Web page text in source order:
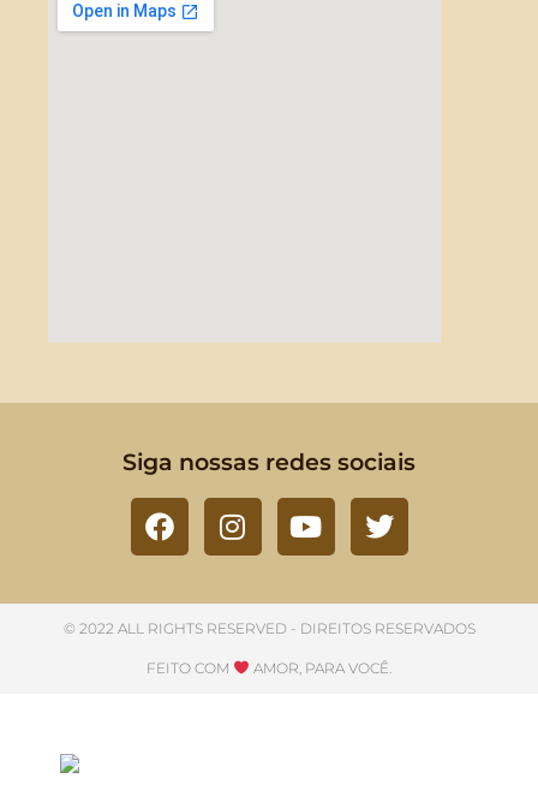
Siga nossas redes sociais
© 2022 ALL RIGHTS RESERVED​ - DIREITOS RESERVADOS
FEITO COM AMOR, PARA VOCÊ.